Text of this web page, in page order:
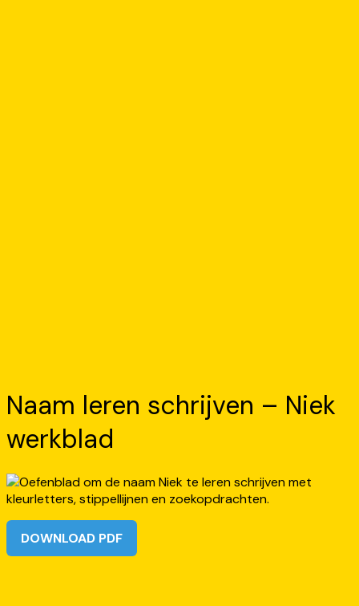
Naam leren schrijven – Niek
werkblad
DOWNLOAD PDF